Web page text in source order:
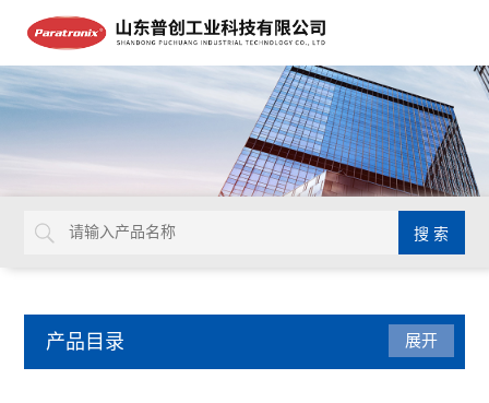
产品目录 展开